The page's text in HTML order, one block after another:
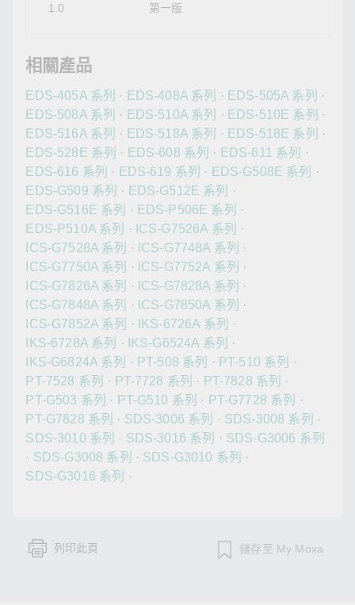
1.0 第一版
相關產品
EDS-405A 系列 · EDS-408A 系列 · EDS-505A 系列
·
EDS-508A 系列
· EDS-510A 系列 · EDS-510E 系列
·
EDS-516A 系列
· EDS-518A 系列 · EDS-518E 系列
·
EDS-528E 系列
· EDS-608 系列 · EDS-611 系列
·
EDS-616 系列
· EDS-619 系列 · EDS-G508E 系列
·
EDS-G509 系列
· EDS-G512E 系列
·
EDS-G516E 系列
· EDS-P506E 系列
·
EDS-P510A 系列
· ICS-G7526A 系列
·
ICS-G7528A 系列
· ICS-G7748A 系列
·
ICS-G7750A 系列
· ICS-G7752A 系列
·
ICS-G7826A 系列
· ICS-G7828A 系列
·
ICS-G7848A 系列
· ICS-G7850A 系列
·
ICS-G7852A 系列
· IKS-6726A 系列
·
IKS-6728A 系列
· IKS-G6524A 系列
·
IKS-G6824A 系列
· PT-508 系列 · PT-510 系列
·
PT-7528 系列
· PT-7728 系列 · PT-7828 系列
·
PT-G503 系列
· PT-G510 系列 · PT-G7728 系列
·
PT-G7828 系列
· SDS-3006 系列 · SDS-3008 系列
·
SDS-3010 系列
· SDS-3016 系列 · SDS-G3006 系列
· SDS-G3008 系列 · SDS-G3010 系列
·
SDS-G3016 系列
·
列印此頁 儲存至 My Moxa